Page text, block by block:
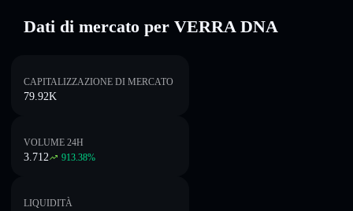
Dati di mercato per VERRA DNA
CAPITALIZZAZIONE DI MERCATO
79.92K
VOLUME 24H
3.712 913.38%
LIQUIDITÀ